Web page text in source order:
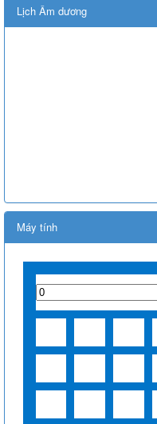
Lịch Âm dương
Máy tính